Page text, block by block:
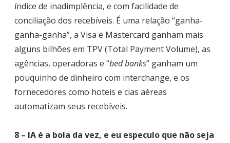
índice de inadimplência, e com facilidade de
conciliação dos recebíveis. É uma relação “ganha-
ganha-ganha”, a Visa e Mastercard ganham mais
alguns bilhões em TPV (Total Payment Volume), as
agências, operadoras e “bed banks” ganham um
pouquinho de dinheiro com interchange, e os
fornecedores como hoteis e cias aéreas
automatizam seus recebíveis.
8 – IA é a bola da vez, e eu especulo que não seja